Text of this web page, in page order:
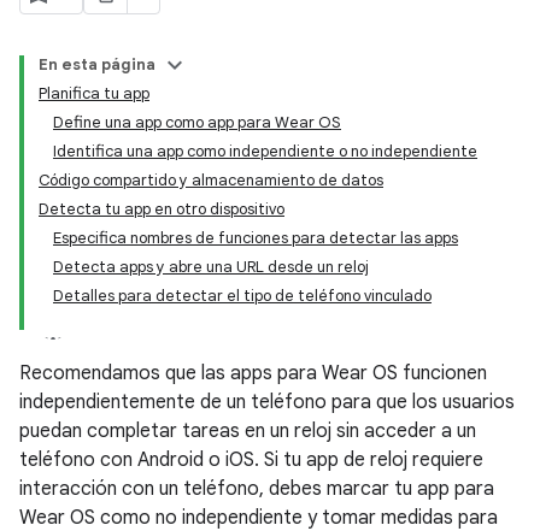
En esta página
Planifica tu app
Define una app como app para Wear OS
Identifica una app como independiente o no independiente
Código compartido y almacenamiento de datos
Detecta tu app en otro dispositivo
Especifica nombres de funciones para detectar las apps
Detecta apps y abre una URL desde un reloj
Detalles para detectar el tipo de teléfono vinculado
Recomendamos que las apps para Wear OS funcionen
independientemente de un teléfono para que los usuarios
puedan completar tareas en un reloj sin acceder a un
teléfono con Android o iOS. Si tu app de reloj requiere
interacción con un teléfono, debes marcar tu app para
Wear OS como no independiente y tomar medidas para